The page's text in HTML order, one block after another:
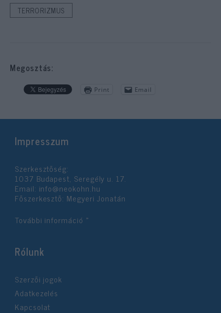
TERRORIZMUS
Megosztás:
Print Email
Impresszum
Szerkesztőség:
1037 Budapest, Seregély u. 17.
Email: info@neokohn.hu
Főszerkesztő: Megyeri Jonatán
További információ »
Rólunk
Szerzői jogok
Adatkezelés
Kapcsolat